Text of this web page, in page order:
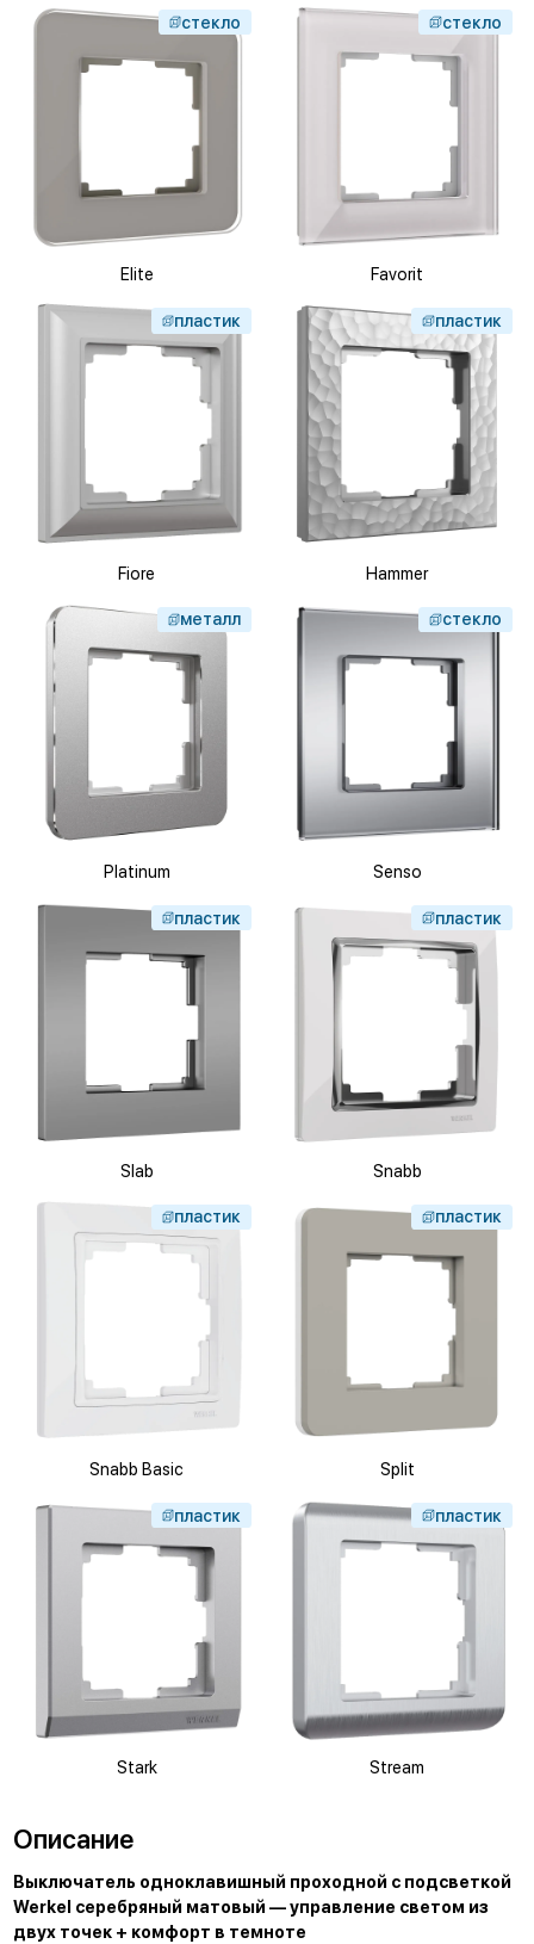
стекло
Elite
стекло
Favorit
пластик
Fiore
пластик
Hammer
металл
Platinum
стекло
Senso
пластик
Slab
пластик
Snabb
пластик
Snabb Basic
пластик
Split
пластик
Stark
пластик
Stream
Описание
Выключатель одноклавишный проходной с подсветкой
Werkel серебряный матовый — управление светом из
двух точек + комфорт в темноте